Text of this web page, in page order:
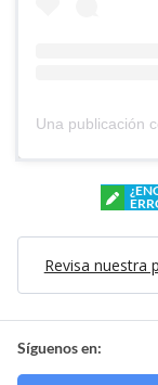
Revisa nuestra
Síguenos en: